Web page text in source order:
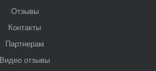
Отзывы
Контакты
Партнерам
Видео отзывы